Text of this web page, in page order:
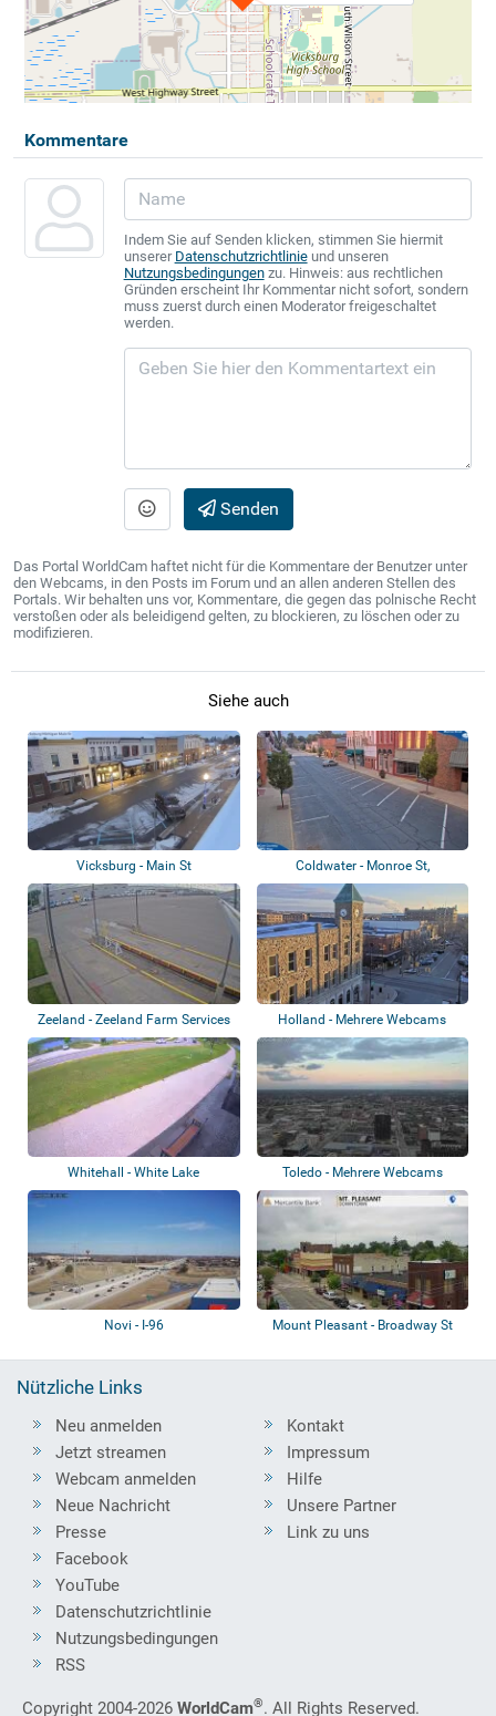
Kommentare
Indem Sie auf Senden klicken, stimmen Sie hiermit
unserer Datenschutzrichtlinieund unseren
Nutzungsbedingungenzu. Hinweis: aus rechtlichen
Gründen erscheint Ihr Kommentar nicht sofort, sondern
muss zuerst durch einen Moderator freigeschaltet
werden.
Senden
Das Portal WorldCam haftet nicht für die Kommentare der Benutzer unter
den Webcams, in den Posts im Forum und an allen anderen Stellen des
Portals. Wir behalten uns vor, Kommentare, die gegen das polnische Recht
verstoßen oder als beleidigend gelten, zu blockieren, zu löschen oder zu
modifizieren.
Siehe auch
Vicksburg - Main St
Coldwater - Monroe St,
Downtown, Bishop...
Zeeland - Zeeland Farm Services Holland - Mehrere Webcams
Whitehall - White Lake Toledo - Mehrere Webcams
Novi - I-96 Mount Pleasant - Broadway St
Nützliche Links
Neu anmelden
Jetzt streamen
Webcam anmelden
Neue Nachricht
Presse
Kontakt
Impressum
Hilfe
Unsere Partner
Link zu uns
Facebook
YouTube
Datenschutzrichtlinie
Nutzungsbedingungen
RSS
Copyright 2004-2026 WorldCam®. All Rights Reserved.